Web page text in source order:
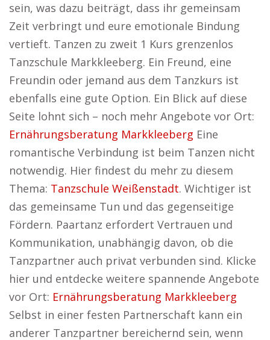
sein, was dazu beiträgt, dass ihr gemeinsam
Zeit verbringt und eure emotionale Bindung
vertieft. Tanzen zu zweit 1 Kurs grenzenlos
Tanzschule Markkleeberg. Ein Freund, eine
Freundin oder jemand aus dem Tanzkurs ist
ebenfalls eine gute Option. Ein Blick auf diese
Seite lohnt sich – noch mehr Angebote vor Ort:
Ernährungsberatung Markkleeberg Eine
romantische Verbindung ist beim Tanzen nicht
notwendig. Hier findest du mehr zu diesem
Thema: Tanzschule Weißenstadt. Wichtiger ist
das gemeinsame Tun und das gegenseitige
Fördern. Paartanz erfordert Vertrauen und
Kommunikation, unabhängig davon, ob die
Tanzpartner auch privat verbunden sind. Klicke
hier und entdecke weitere spannende Angebote
vor Ort: Ernährungsberatung Markkleeberg
Selbst in einer festen Partnerschaft kann ein
anderer Tanzpartner bereichernd sein, wenn